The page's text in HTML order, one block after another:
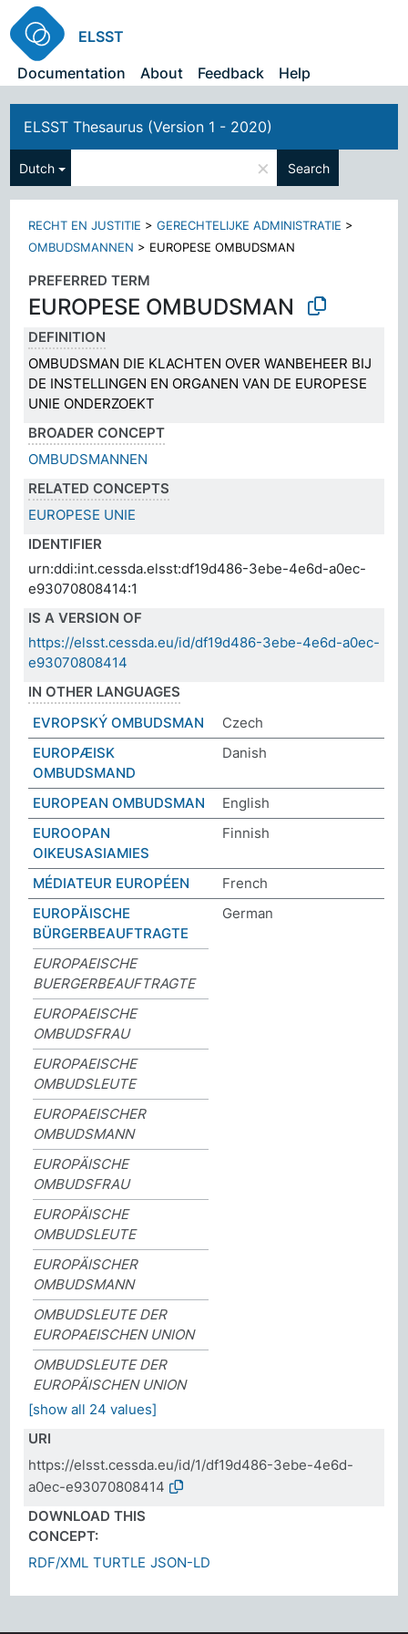
ELSST
Documentation
About Feedback Help
ELSST Thesaurus (Version 1 - 2020)
Dutch × Search
RECHT EN JUSTITIE >GERECHTELIJKE ADMINISTRATIE >
OMBUDSMANNEN > EUROPESE OMBUDSMAN
PREFERRED TERM
EUROPESE OMBUDSMAN
DEFINITION
OMBUDSMAN DIE KLACHTEN OVER WANBEHEER BIJ
DE INSTELLINGEN EN ORGANEN VAN DE EUROPESE
UNIE ONDERZOEKT
BROADER CONCEPT
OMBUDSMANNEN
RELATED CONCEPTS
EUROPESE UNIE
IDENTIFIER
urn:ddi:int.cessda.elsst:df19d486-3ebe-4e6d-a0ec-
e93070808414:1
IS A VERSION OF
https://elsst.cessda.eu/id/df19d486-3ebe-4e6d-a0ec-
e93070808414
IN OTHER LANGUAGES
EVROPSKÝ OMBUDSMAN
Czech
EUROPÆISK
OMBUDSMAND
Danish
EUROPEAN OMBUDSMAN
English
EUROOPAN
OIKEUSASIAMIES
Finnish
MÉDIATEUR EUROPÉEN
French
EUROPÄISCHE
BÜRGERBEAUFTRAGTE
German
EUROPAEISCHE
BUERGERBEAUFTRAGTE
EUROPAEISCHE
OMBUDSFRAU
EUROPAEISCHE
OMBUDSLEUTE
EUROPAEISCHER
OMBUDSMANN
EUROPÄISCHE
OMBUDSFRAU
EUROPÄISCHE
OMBUDSLEUTE
EUROPÄISCHER
OMBUDSMANN
OMBUDSLEUTE DER
EUROPAEISCHEN UNION
OMBUDSLEUTE DER
EUROPÄISCHEN UNION
[show all 24 values]
URI
https://elsst.cessda.eu/id/1/df19d486-3ebe-4e6d-
a0ec-e93070808414
DOWNLOAD THIS
CONCEPT:
RDF/XML TURTLE JSON-LD